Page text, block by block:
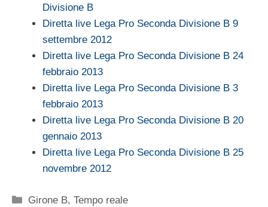
Divisione B
Diretta live Lega Pro Seconda Divisione B 9
settembre 2012
Diretta live Lega Pro Seconda Divisione B 24
febbraio 2013
Diretta live Lega Pro Seconda Divisione B 3
febbraio 2013
Diretta live Lega Pro Seconda Divisione B 20
gennaio 2013
Diretta live Lega Pro Seconda Divisione B 25
novembre 2012
Categorie
Girone B,Tempo reale